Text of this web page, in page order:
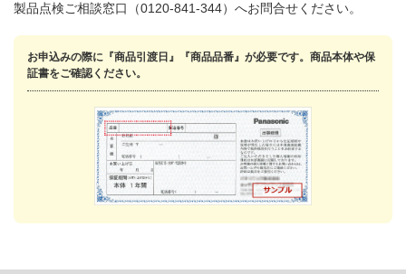
製品点検ご相談窓口（0120-841-344）へお問合せください。
お申込みの際に『商品引渡日』『商品品番』が必要です。商品本体や保
証書をご確認ください。